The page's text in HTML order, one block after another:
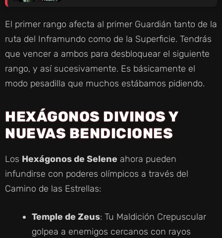
El primer rango afecta al primer Guardián tanto de la
ruta del Inframundo como de la Superficie. Tendrás
que vencer a ambos para desbloquear el siguiente
rango, y así sucesivamente. Es básicamente el
modo pesadilla que muchos estábamos pidiendo.
HEXÁGONOS DIVINOS Y
NUEVAS BENDICIONES
Los Hexágonos de Selene ahora pueden
infundirse con poderes olímpicos a través del
Camino de las Estrellas:
Temple de Zeus: Tu Maldición Crepuscular
golpea a enemigos cercanos con rayos